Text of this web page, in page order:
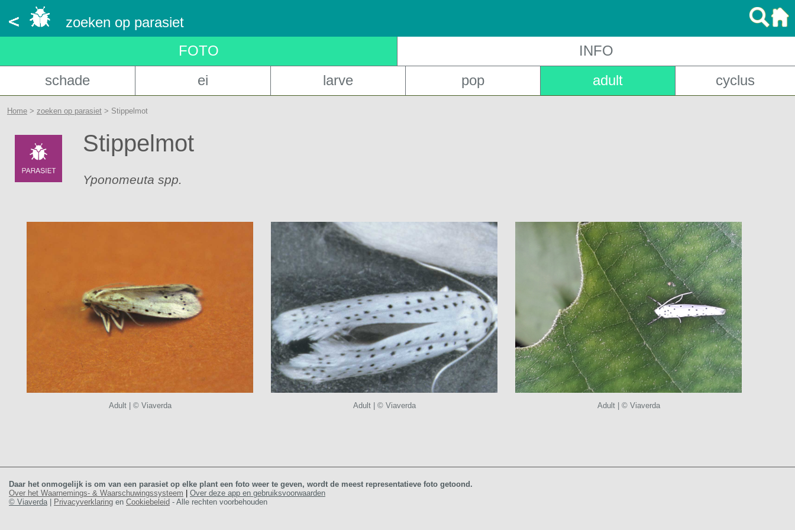
zoeken op parasiet
FOTO
INFO
schade
ei larve pop adult cyclus
Home > zoeken op parasiet > Stippelmot
Stippelmot
Yponomeuta spp.
Adult | © Viaverda Adult | © Viaverda Adult | © Viaverda
Daar het onmogelijk is om van een parasiet op elke plant een foto weer te geven, wordt de meest representatieve foto getoond.
Over het Waarnemings- & Waarschuwingssysteem
Over deze app en gebruiksvoorwaarden
© Viaverda
Privacyverklaring en Cookiebeleid - Alle rechten voorbehouden